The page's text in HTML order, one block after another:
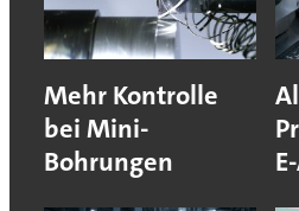
Mehr Kontrolle
bei Mini-
Bohrungen